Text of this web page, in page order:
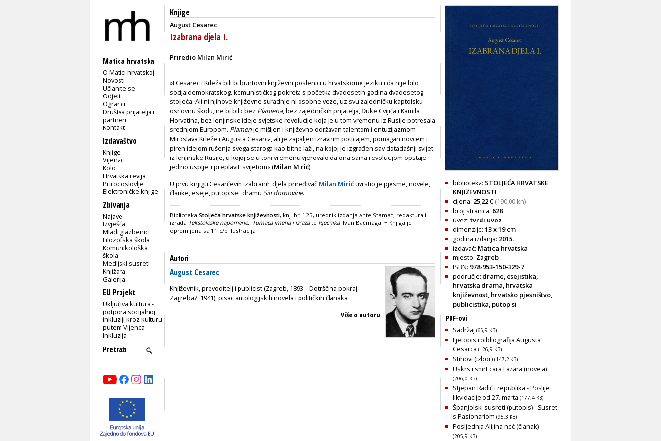
Matica hrvatska
O Matici hrvatskoj
Novosti
Učlanite se
Odjeli
Ogranci
Društva prijatelja i
partneri
Kontakt
Izdavaštvo
Knjige
Vijenac
Kolo
Hrvatska revija
Prirodoslovlje
Elektroničke knjige
Zbivanja
Najave
Izvješća
Mladi glazbenici
Filozofska škola
Komunikološka
škola
Medijski susreti
Knjižara
Galerija
EU Projekt
Uključiva kultura -
potpora socijalnoj
inkluziji kroz kulturu
putem Vijenca
Inkluzija
Knjige
August Cesarec
Izabrana djela I.
Priredio Milan Mirić
»I Cesarec i Krleža bili bi buntovni književni poslenici u hrvatskome jeziku i da nije bilo
socijaldemokratskog, komunističkog pokreta s početka dvadesetih godina dvadesetog
stoljeća. Ali ni njihove književne suradnje ni osobne veze, uz svu zajedničku kaptolsku
osnovnu školu, ne bi bilo bez Plamena, bez zajedničkih prijatelja, Đuke Cvijića i Kamila
Horvatina, bez lenjinske ideje svjetske revolucije koja je u tom vremenu iz Rusije potresala
srednjom Europom. Plamenje mišljen i književno održavan talentom i entuzijazmom
Miroslava Krleže i Augusta Cesarca, ali je zapaljen izravnim poticajem, pomagan novcem i
piren idejom rušenja svega staroga kao bitne laži, na kojoj je izgrađen sav dotadašnji svijet
iz lenjinske Rusije, u kojoj se u tom vremenu vjerovalo da ona sama revolucijom opstaje
jedino uspije li preplaviti svijetom« (Milan Mirić).
U prvu knjigu Cesarčevih izabranih djela priređivač Milan Mirićuvrstio je pjesme, novele,
članke, eseje, putopise i dramu Sin domovine.
Biblioteka Stoljeća hrvatske književnosti, knj. br. 125, urednik izdanja Ante Stamać, redaktura i
izrada Tekstološke napomene, Tumača imena i izrazate RječnikaIvan Bačmaga. − Knjiga je
opremljena sa 11 c/b ilustracija
Autori
August Cesarec
Književnik, prevoditelj i publicist (Zagreb, 1893 – Dotrščina pokraj
Zagreba?, 1941), pisac antologijskih novela i političkih članaka
Više o autoru
biblioteka: STOLJEĆA HRVATSKE
KNJIŽEVNOSTI
cijena: 25,22€ (190,00 kn)
broj stranica: 628
uvez: tvrdi uvez
dimenzije: 13 x 19 cm
godina izdanja: 2015.
izdavač: Matica hrvatska
mjesto: Zagreb
ISBN: 978-953-150-329-7
područje: drame, esejistika,
hrvatska drama, hrvatska
književnost, hrvatsko pjesništvo,
publicistika, putopisi
PDF-ovi
Sadržaj (66,9 KB)
Ljetopis i bibliografija Augusta
Cesarca (126,9 KB)
Stihovi (izbor) (147,2 KB)
Uskrs i smrt cara Lazara (novela)
(206,0 KB)
Stjepan Radić i republika - Poslije
likvidacije od 27. marta (177,4 KB)
Španjolski susreti (putopis) - Susret
s Pasionariom (95,3 KB)
Posljednja Alijina noć (članak)
(205,9 KB)